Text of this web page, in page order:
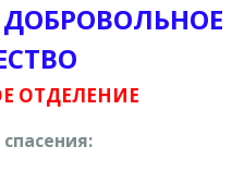
ОТДЕЛЕНИЕ